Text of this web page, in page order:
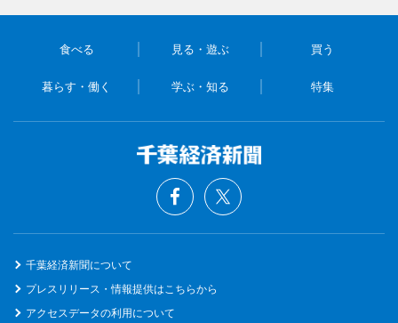
食べる 見る・遊ぶ 買う
暮らす・働く 学ぶ・知る 特集
千葉経済新聞について
プレスリリース・情報提供はこちらから
アクセスデータの利用について